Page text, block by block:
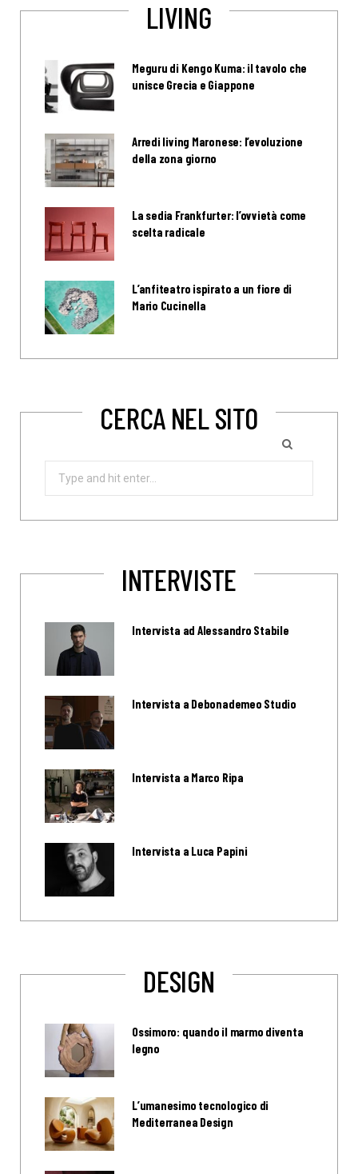
LIVING
Meguru di Kengo Kuma: il tavolo che
unisce Grecia e Giappone
Arredi living Maronese: l’evoluzione
della zona giorno
La sedia Frankfurter: l’ovvietà come
scelta radicale
L’anfiteatro ispirato a un fiore di
Mario Cucinella
CERCA NEL SITO
Search
INTERVISTE
Intervista ad Alessandro Stabile
Intervista a Debonademeo Studio
Intervista a Marco Ripa
Intervista a Luca Papini
DESIGN
Ossimoro: quando il marmo diventa
legno
L’umanesimo tecnologico di
Mediterranea Design